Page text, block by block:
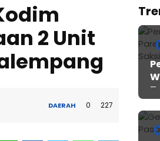
2 Unit
DAERAH 0 227